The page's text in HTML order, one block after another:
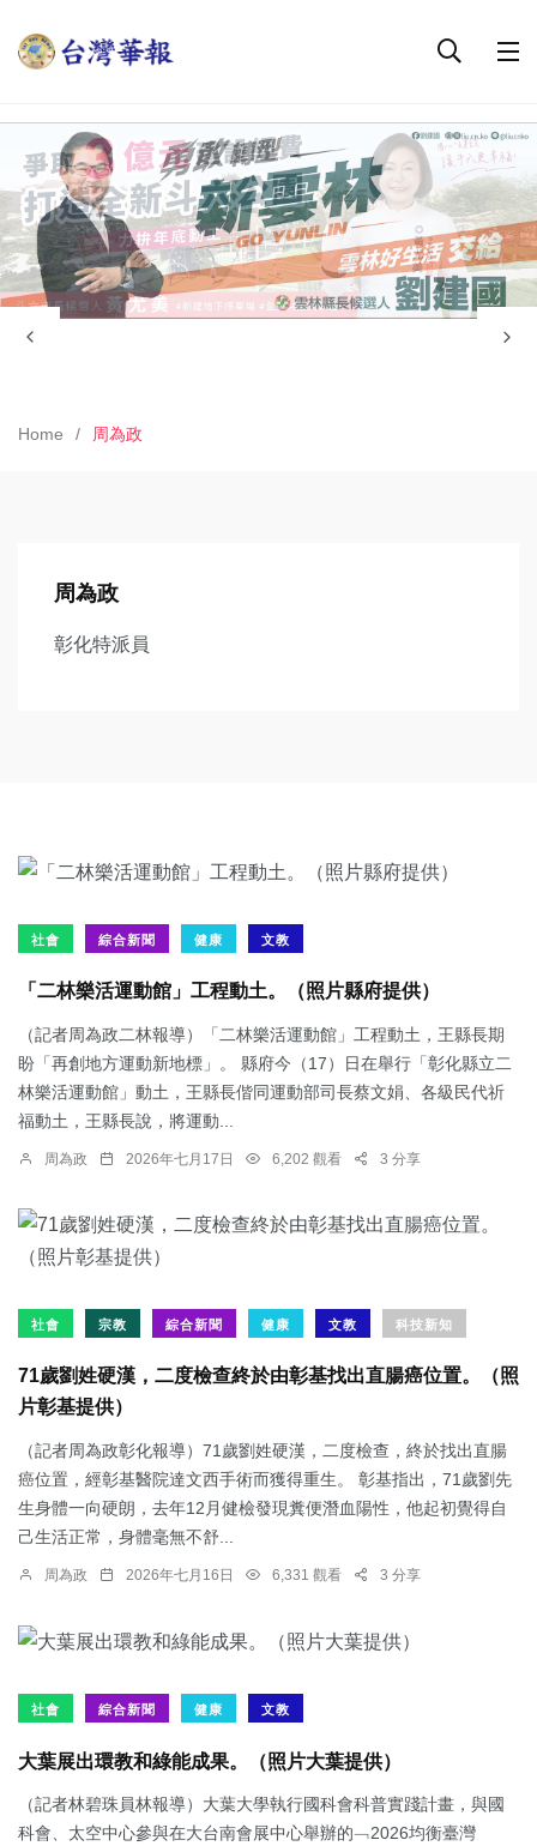
Home 周為政
周為政
彰化特派員
社會 綜合新聞 健康 文教
「二林樂活運動館」工程動土。（照片縣府提供）
（記者周為政二林報導）「二林樂活運動館」工程動土，王縣長期
盼「再創地方運動新地標」。 縣府今（17）日在舉行「彰化縣立二
林樂活運動館」動土，王縣長偕同運動部司長蔡文娟、各級民代祈
福動土，王縣長說，將運動...
周為政 2026年七月17日 6,202 觀看 3 分享
社會 宗教 綜合新聞 健康 文教 科技新知
71歲劉姓硬漢，二度檢查終於由彰基找出直腸癌位置。（照
片彰基提供）
（記者周為政彰化報導）71歲劉姓硬漢，二度檢查，終於找出直腸
癌位置，經彰基醫院達文西手術而獲得重生。 彰基指出，71歲劉先
生身體一向硬朗，去年12月健檢發現糞便潛血陽性，他起初覺得自
己生活正常，身體毫無不舒...
周為政 2026年七月16日 6,331 觀看 3 分享
社會 綜合新聞 健康 文教
大葉展出環教和綠能成果。（照片大葉提供）
（記者林碧珠員林報導）大葉大學執行國科會科普實踐計畫，與國
科會、太空中心參與在大台南會展中心舉辦的﹁2026均衡臺灣